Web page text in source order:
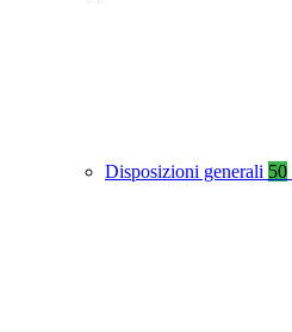
Disposizioni generali 50